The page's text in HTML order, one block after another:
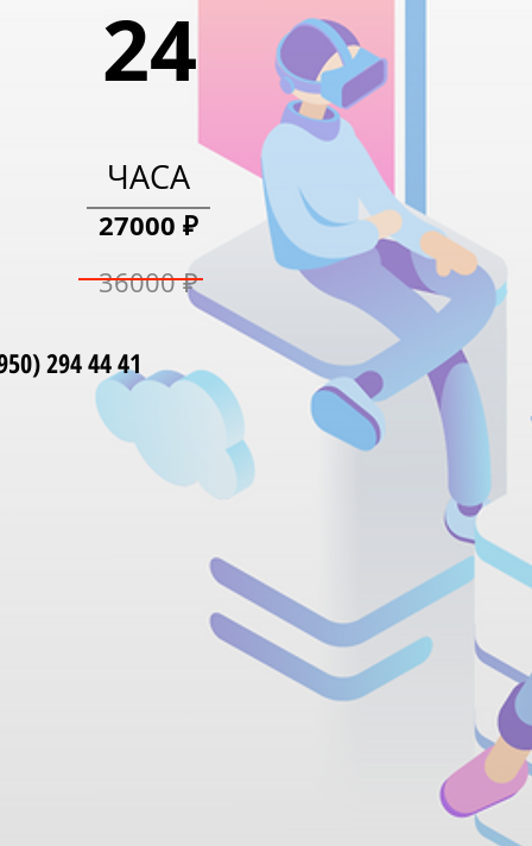
24
ЧАСА
27000 ₽
36000 ₽
294 44 41